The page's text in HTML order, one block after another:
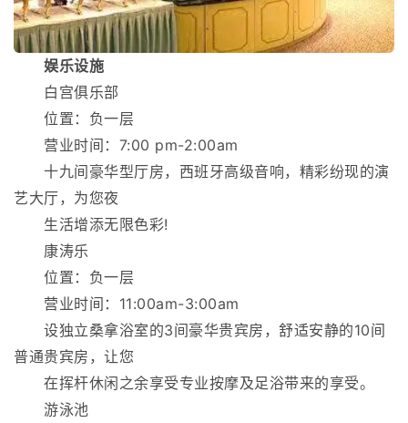
娱乐设施
白宫俱乐部
位置：负一层
营业时间：7:00 pm-2:00am
十九间豪华型厅房，西班牙高级音响，精彩纷现的演
艺大厅，为您夜
生活增添无限色彩!
康涛乐
位置：负一层
营业时间：11:00am-3:00am
设独立桑拿浴室的3间豪华贵宾房，舒适安静的10间
普通贵宾房，让您
在挥杆休闲之余享受专业按摩及足浴带来的享受。
游泳池